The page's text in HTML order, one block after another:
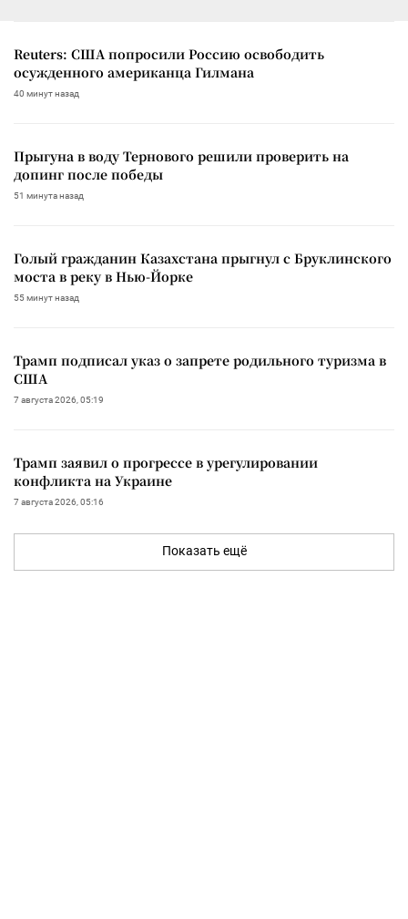
Reuters: США попросили Россию освободить
осужденного американца Гилмана
40 минут назад
Прыгуна в воду Тернового решили проверить на
допинг после победы
51 минута назад
Голый гражданин Казахстана прыгнул с Бруклинского
моста в реку в Нью-Йорке
55 минут назад
Трамп подписал указ о запрете родильного туризма в
США
7 августа 2026, 05:19
Трамп заявил о прогрессе в урегулировании
конфликта на Украине
7 августа 2026, 05:16
Показать ещё